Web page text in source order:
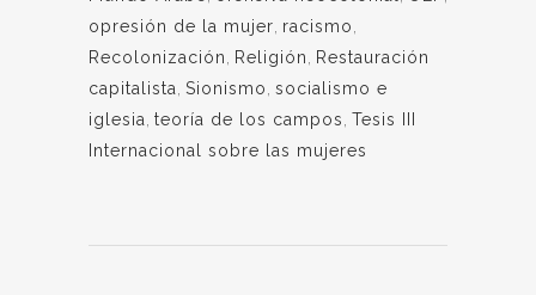
opresión de la mujer racismo
Recolonización
Religión
Restauración
capitalista Sionismo socialismo e
iglesia teoría de los campos Tesis III
Internacional sobre las mujeres